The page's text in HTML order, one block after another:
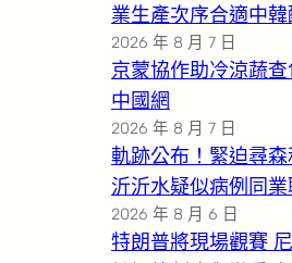
業生產次序合適中
2026 年 8 月 7 日
京蒙協作助冷涼蔬
中國網
2026 年 8 月 7 日
軌跡公布！緊迫尋
沂沂水疑似病例同業
2026 年 8 月 6 日
特朗普將現場觀賽